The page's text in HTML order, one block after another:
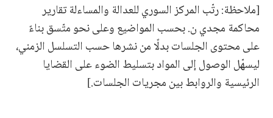
[ملاحظة: رتّب المركز السوري للعدالة والمساءلة تقارير
محاكمة مجدي ن. بحسب المواضيع وعلى نحو متّسق بناءً
على محتوى الجلسات بدلًا من نشرها حسب التسلسل الزمني،
ليسهّل الوصول إلى المواد بتسليط الضوء على القضايا
الرئيسية والروابط بين مجريات الجلسات.]